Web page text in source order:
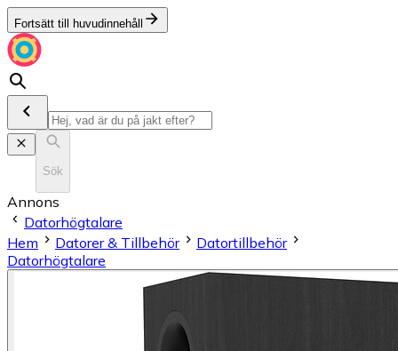
Fortsätt till huvudinnehåll
Sök
Annons
Datorhögtalare
Hem
Datorer & Tillbehör
Datortillbehör
Datorhögtalare